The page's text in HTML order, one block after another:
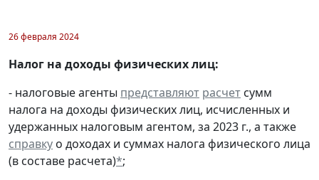
26 февраля 2024
Налог на доходы физических лиц:
- налоговые агенты представляют расчет сумм
налога на доходы физических лиц, исчисленных и
удержанных налоговым агентом, за 2023 г., а также
справку о доходах и суммах налога физического лица
(в составе расчета)*;